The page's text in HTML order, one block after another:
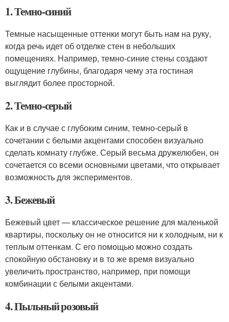
1. Темно-синий
Темные насыщенные оттенки могут быть нам на руку,
когда речь идет об отделке стен в небольших
помещениях. Например, темно-синие стены создают
ощущение глубины, благодаря чему эта гостиная
выглядит более просторной.
2. Темно-серый
Как и в случае с глубоким синим, темно-серый в
сочетании с белыми акцентами способен визуально
сделать комнату глубже. Серый весьма дружелюбен, он
сочетается со всеми основными цветами, что открывает
возможность для экспериментов.
3. Бежевый
Бежевый цвет — классическое решение для маленькой
квартиры, поскольку он не относится ни к холодным, ни к
теплым оттенкам. С его помощью можно создать
спокойную обстановку и в то же время визуально
увеличить пространство, например, при помощи
комбинации с белыми акцентами.
4. Пыльный розовый